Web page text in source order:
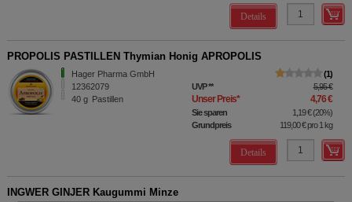
Details
PROPOLIS PASTILLEN Thymian Honig APROPOLIS
Hager Pharma GmbH
12362079
40 g Pastillen
1
UVP** 5,95 €
Unser Preis* 4,76 €
Sie sparen 1,19 €(20%)
Grundpreis
119,00 €pro 1 kg
Details
INGWER GINJER Kaugummi Minze